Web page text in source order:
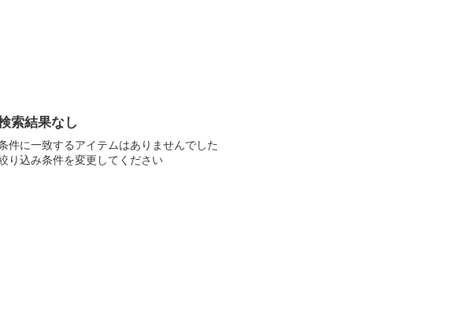
索結果なし
件に一致するアイテムはありませんでした
り込み条件を変更してください